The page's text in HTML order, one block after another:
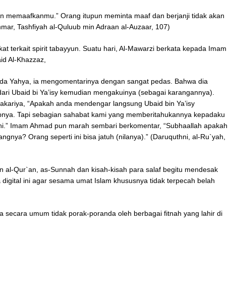
memaafkanmu.” Orang itupun meminta maaf dan berjanji tidak akan
Tashfiyah al-Quluub min Adraan al-Auzaar, 107)
terkait spirit tabayyun. Suatu hari, Al-Mawarzi berkata kepada Imam
Al-Khazzaz,
Yahya, ia mengomentarinya dengan sangat pedas. Bahwa dia
Ubaid bi Ya’isy kemudian mengakuinya (sebagai karangannya).
“Apakah anda mendengar langsung Ubaid bin Ya’isy
Tapi sebagian sahabat kami yang memberitahukannya kepadaku
Imam Ahmad pun marah sembari berkomentar, “Subhaallah apakah
Orang seperti ini bisa jatuh (nilanya).” (Daruquthni, al-Ru`yah,
al-Qur`an, as-Sunnah dan kisah-kisah para salaf begitu mendesak
ini agar sesama umat Islam khususnya tidak terpecah belah
secara umum tidak porak-poranda oleh berbagai fitnah yang lahir di